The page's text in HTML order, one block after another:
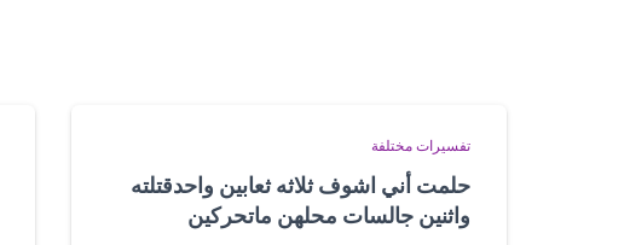
تفسيرات مختلفة
حلمت أني اشوف ثلاثه ثعابين واحدقتلته
واثنين جالسات محلهن ماتحركين